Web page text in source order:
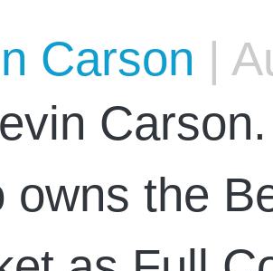
Carson |
owns the